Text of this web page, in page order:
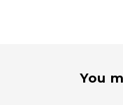
You